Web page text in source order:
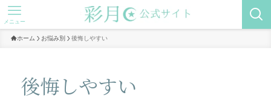
メニュー
ホーム お悩み別 後悔しやすい
後悔しやすい